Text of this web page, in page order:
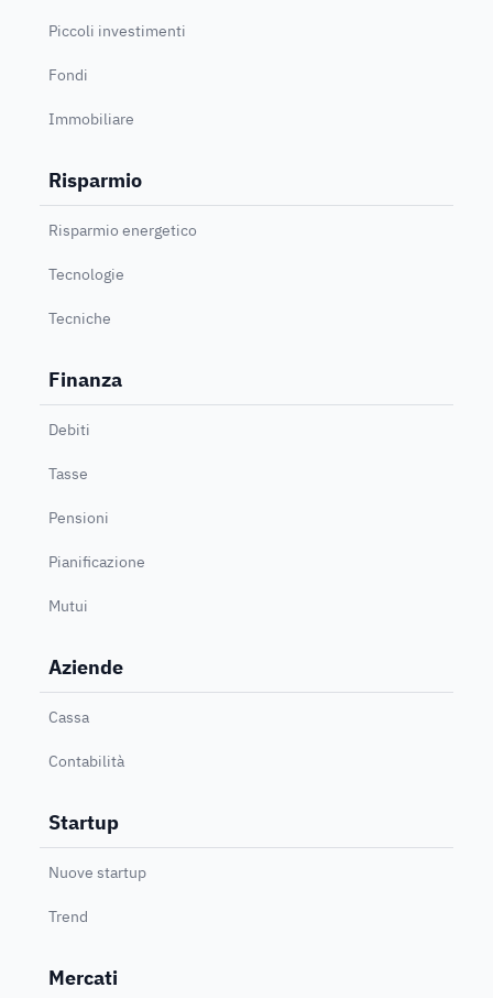
Piccoli investimenti
Fondi
Immobiliare
Risparmio
Risparmio energetico
Tecnologie
Tecniche
Finanza
Debiti
Tasse
Pensioni
Pianificazione
Mutui
Aziende
Cassa
Contabilità
Startup
Nuove startup
Trend
Mercati